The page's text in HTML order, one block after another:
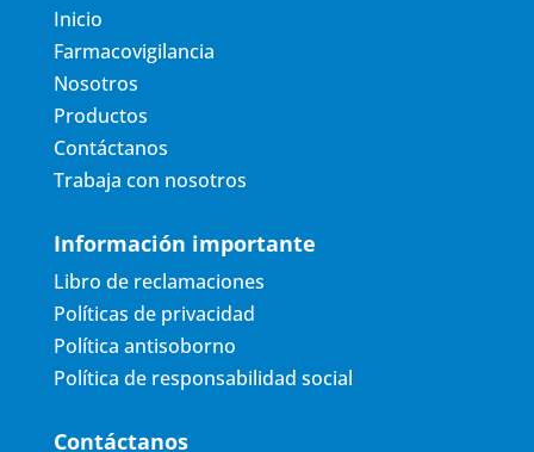
Inicio
Farmacovigilancia
Nosotros
Productos
Contáctanos
Trabaja con nosotros
Información importante
Libro de reclamaciones
Políticas de privacidad
Política antisoborno
Política de responsabilidad social
Contáctanos